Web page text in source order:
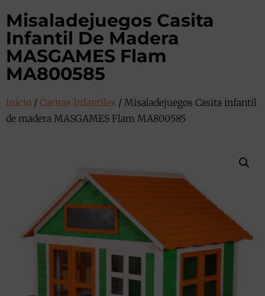
Misaladejuegos Casita
Infantil De Madera
MASGAMES Flam
MA800585
Inicio / Casitas Infantiles / Misaladejuegos Casita infantil
de madera MASGAMES Flam MA800585